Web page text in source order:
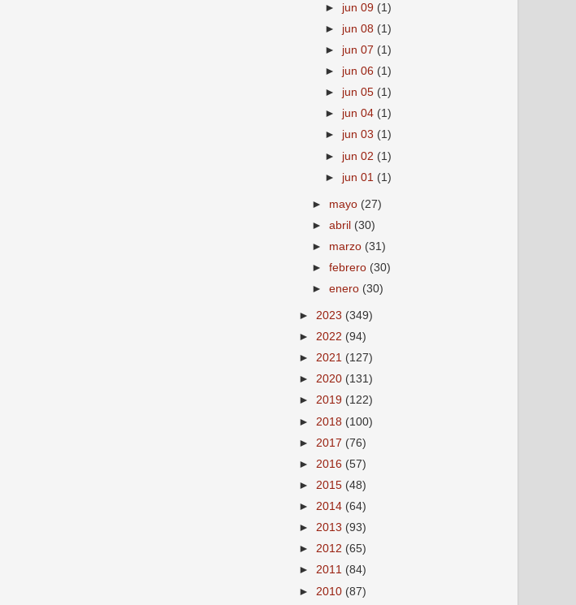
► jun 09 (1)
► jun 08 (1)
► jun 07 (1)
► jun 06 (1)
► jun 05 (1)
► jun 04 (1)
► jun 03 (1)
► jun 02 (1)
► jun 01 (1)
► mayo (27)
►abril (30)
► marzo (31)
►febrero (30)
►enero (30)
► 2023 (349)
► 2022 (94)
► 2021 (127)
► 2020 (131)
► 2019 (122)
► 2018 (100)
► 2017 (76)
► 2016 (57)
► 2015 (48)
► 2014 (64)
► 2013 (93)
► 2012 (65)
► 2011 (84)
► 2010 (87)